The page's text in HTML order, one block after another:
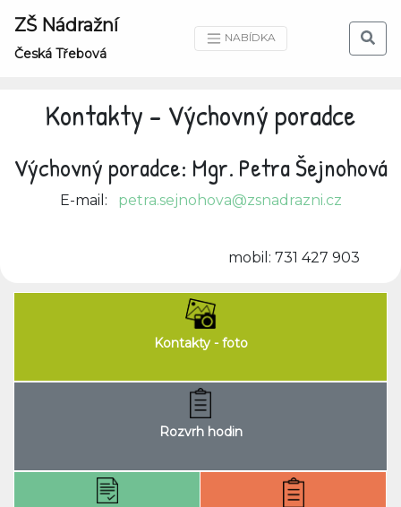
ZŠ Nádražní
Česká Třebová
NABÍDKA
Kontakty - foto
Rozvrh hodin
Kontakty - Výchovný poradce
Výchovný poradce: Mgr. Petra Šejnohová
E-mail: petra.sejnohova@zsnadrazni.cz
mobil: 731 427 903